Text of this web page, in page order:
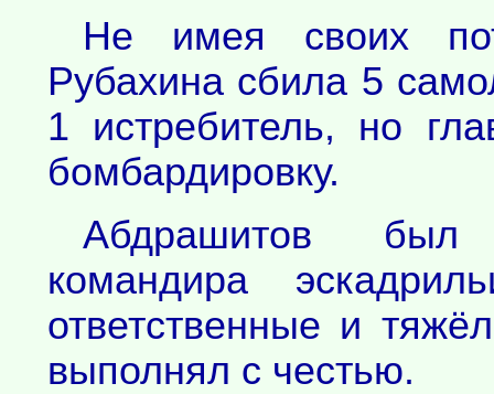
Не имея своих
Рубахина сбила 5
1 истребитель, но
бомбардировку.
Абдрашитов был
командира
ответственные и
выполнял с честью.